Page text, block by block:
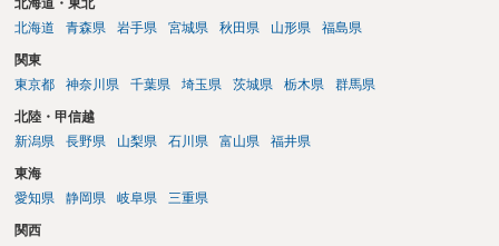
北海道・東北
北海道
青森県 岩手県 宮城県 秋田県 山形県 福島県
関東
東京都
神奈川県 千葉県 埼玉県 茨城県 栃木県 群馬県
北陸・甲信越
新潟県
長野県 山梨県 石川県 富山県 福井県
東海
愛知県
静岡県 岐阜県 三重県
関西